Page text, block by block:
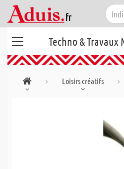
Techno & Travaux
Loisirs créatifs